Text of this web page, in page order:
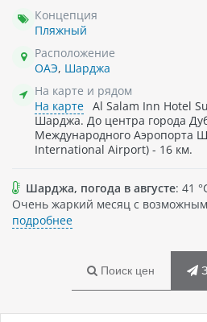
Концепция
Пляжный
Расположение
ОАЭ, Шарджа
На карте и рядом
На карте Al Salam Inn Hotel
Шарджа. До центра города
Международного Аэропорта
International Airport) - 16 км.
Шарджа, погода в августе: 41
Очень жаркий месяц с
подробнее
Поиск цен